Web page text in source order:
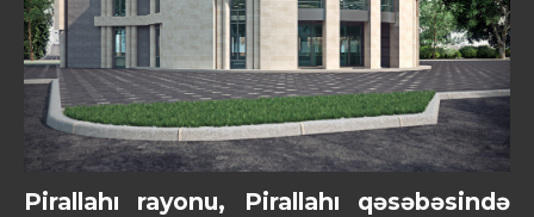
Pirallahı rayonu, Pirallahı qəsəbəsində